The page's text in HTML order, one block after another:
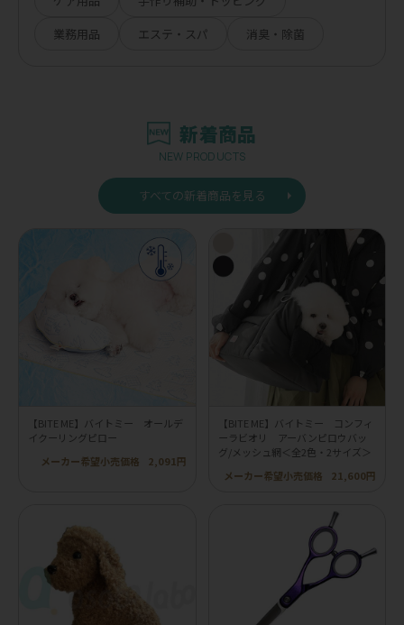
業務用品
エステ・スパ 消臭・除菌
新着商品
NEW PRODUCTS
すべての新着商品を見る
【BITE ME】バイトミー オールデ
イクーリングピロー
メーカー希望小売価格
2,091円
【BITE ME】バイトミー コンフィ
ーラビオリ アーバンピロウバッ
グ/メッシュ網＜全2色・2サイズ＞
メーカー希望小売価格
21,600円